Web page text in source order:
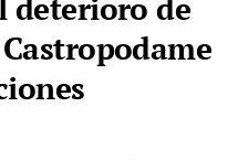
deterioro de